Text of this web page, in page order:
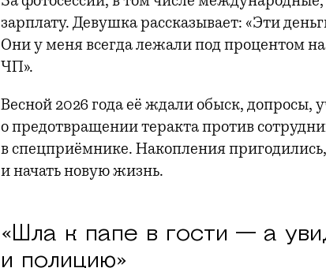
зарплату. Девушка рассказывает: «Эти
Они у меня всегда лежали под процентом
ЧП».
Весной 2026 года её ждали обыск, допросы,
о предотвращении теракта против
в спецприёмнике. Накопления
и начать новую жизнь.
«Шла к папе в гости — а
и полицию»